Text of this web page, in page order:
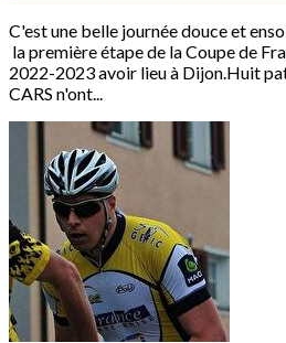
C'est une belle journée douce et
la première étape de la Coupe de
2022-2023 avoir lieu à Dijon.Huit
CARS n'ont...